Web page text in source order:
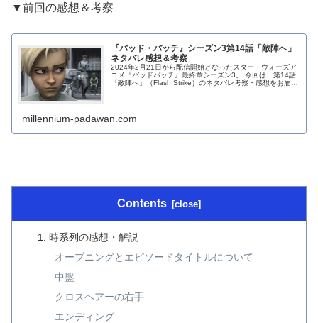
▼前回の感想＆考察
『バッド・バッチ』シーズン3第14話「敵陣へ」
ネタバレ感想＆考察
2024年2月21日から配信開始となったスター・ウォーズア
ニメ『バッドバッチ』最終章シーズン3。 今回は、第14話
「敵陣へ」（Flash Strike）のネタバレ考察・感想をお届け
millennium-padawan.com
Contents
時系列の感想・解説
オープニングとエピソードタイトルについて
中盤
クロスヘアーの右手
エンディング